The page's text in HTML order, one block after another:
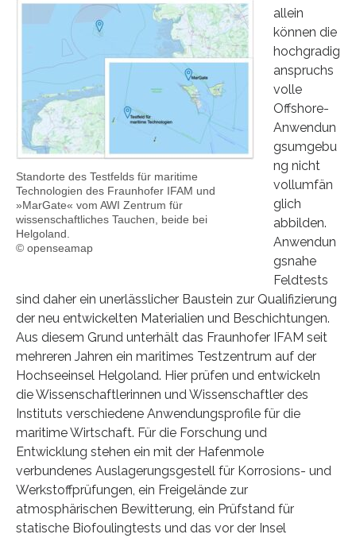
Standorte des Testfelds für maritime
Technologien des Fraunhofer IFAM und
»MarGate« vom AWI Zentrum für
wissenschaftliches Tauchen, beide bei
Helgoland.
© openseamap
allein
können die
hochgradig
anspruchs
volle
Offshore-
Anwendun
gsumgebu
ng nicht
vollumfän
glich
abbilden.
Anwendun
gsnahe
Feldtests
sind daher ein unerlässlicher Baustein zur Qualifizierung
der neu entwickelten Materialien und Beschichtungen.
Aus diesem Grund unterhält das Fraunhofer IFAM seit
mehreren Jahren ein maritimes Testzentrum auf der
Hochseeinsel Helgoland. Hier prüfen und entwickeln
die Wissenschaftlerinnen und Wissenschaftler des
Instituts verschiedene Anwendungsprofile für die
maritime Wirtschaft. Für die Forschung und
Entwicklung stehen ein mit der Hafenmole
verbundenes Auslagerungsgestell für Korrosions- und
Werkstoffprüfungen, ein Freigelände zur
atmosphärischen Bewitterung, ein Prüfstand für
statische Biofoulingtests und das vor der Insel